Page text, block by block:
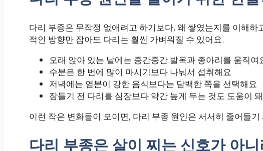
다리 부종은 무작정 없애려고 하기보다, 왜 쌓였는지를 이해
적인 방향만 잡아도 다리는 훨씬 가벼워질 수 있어요.
오래 앉아 있는 날에는 중간중간 발목과 종아리를 움직여
수분은 한 번에 많이 마시기보다 나눠서 섭취해요
저녁에는 염분이 강한 음식보다는 담백한 쪽을 선택해요
잠들기 전 다리를 심장보다 약간 높게 두는 것도 도움이
이런 작은 변화들이 모이면, 다리 부종 원인은 서서히 줄어들기
다리 부종은 살이 찌는 신호가 아